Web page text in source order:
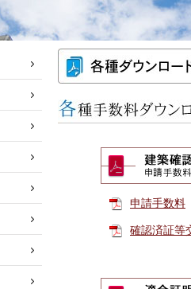
申請手数料
確認済証等